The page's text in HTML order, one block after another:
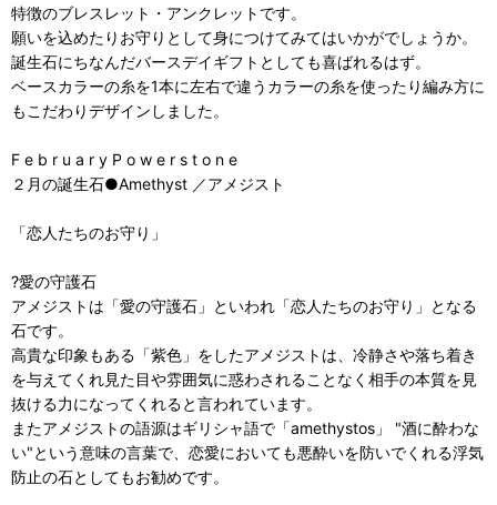
特徴のブレスレット・アンクレットです。
願いを込めたりお守りとして身につけてみてはいかがでしょうか。
誕生石にちなんだバースデイギフトとしても喜ばれるはず。
ベースカラーの糸を1本に左右で違うカラーの糸を使ったり編み方に
もこだわりデザインしました。
F e b r u a r y P o w e r s t o n e
２月の誕生石●Amethyst ／アメジスト
「恋人たちのお守り」
?愛の守護石
アメジストは「愛の守護石」といわれ「恋人たちのお守り」となる
石です。
高貴な印象もある「紫色」をしたアメジストは、冷静さや落ち着き
を与えてくれ見た目や雰囲気に惑わされることなく相手の本質を見
抜ける力になってくれると言われています。
またアメジストの語源はギリシャ語で「amethystos」 "酒に酔わな
い"という意味の言葉で、恋愛においても悪酔いを防いでくれる浮気
防止の石としてもお勧めです。